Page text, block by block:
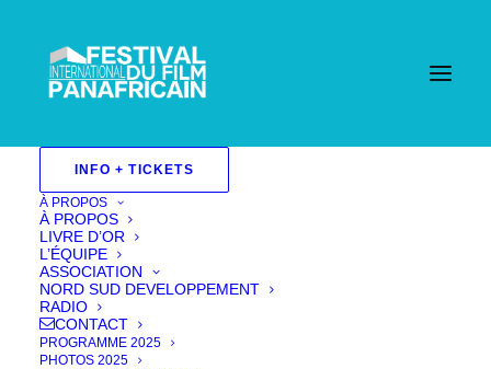
INFO + TICKETS
À PROPOS
À PROPOS
LIVRE D’OR
L’ÉQUIPE
ASSOCIATION
NORD SUD DEVELOPPEMENT
RADIO
CONTACT
PROGRAMME 2025
PHOTOS 2025
Long Metrage
2025
Aucun événement trouvé !